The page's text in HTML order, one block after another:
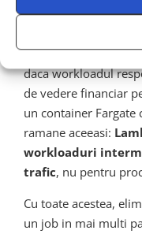
care ruleaza 8 ore
cost semnificativ
minute. Echipele
daca workloadul
de vedere financiar
un container Fargate
ramane aceeasi:
workloaduri
trafic, nu pentru
Cu toate acestea,
un job in mai multi